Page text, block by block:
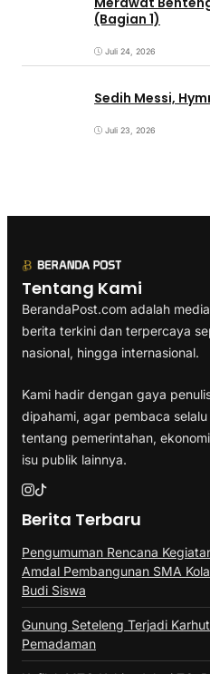
(Bagian 1)
Juli 24, 2026
Sedih Messi,
Juli 23, 2026
Tentang Kami
BerandaPost.com adalah
berita terkini dan terpercaya
nasional, hingga internasional.
Kami hadir dengan gaya
dipahami, agar pembaca
tentang pemerintahan,
isu publik lainnya.
Berita Terbaru
Pengumuman Rencana
Amdal Pembangunan SMA
Budi Siswa
Gunung Seteleng Terjadi
Pemadaman